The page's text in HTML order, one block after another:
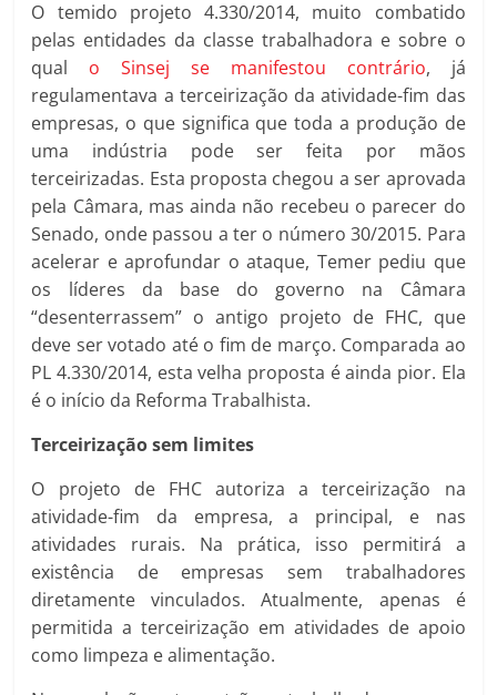
O temido projeto 4.330/2014, muito combatido
pelas entidades da classe trabalhadora e sobre o
qual o Sinsej se manifestou contrário, já
regulamentava a terceirização da atividade-fim das
empresas, o que significa que toda a produção de
uma indústria pode ser feita por mãos
terceirizadas. Esta proposta chegou a ser aprovada
pela Câmara, mas ainda não recebeu o parecer do
Senado, onde passou a ter o número 30/2015. Para
acelerar e aprofundar o ataque, Temer pediu que
os líderes da base do governo na Câmara
“desenterrassem” o antigo projeto de FHC, que
deve ser votado até o fim de março. Comparada ao
PL 4.330/2014, esta velha proposta é ainda pior. Ela
é o início da Reforma Trabalhista.
Terceirização sem limites
O projeto de FHC autoriza a terceirização na
atividade-fim da empresa, a principal, e nas
atividades rurais. Na prática, isso permitirá a
existência de empresas sem trabalhadores
diretamente vinculados. Atualmente, apenas é
permitida a terceirização em atividades de apoio
como limpeza e alimentação.